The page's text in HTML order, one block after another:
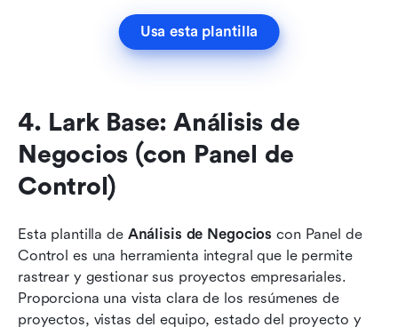
Usa esta plantilla
4. Lark Base: Análisis de
Negocios (con Panel de
Control)
Esta plantilla de Análisis de Negocios con Panel de
Control es una herramienta integral que le permite
rastrear y gestionar sus proyectos empresariales.
Proporciona una vista clara de los resúmenes de
proyectos, vistas del equipo, estado del proyecto y